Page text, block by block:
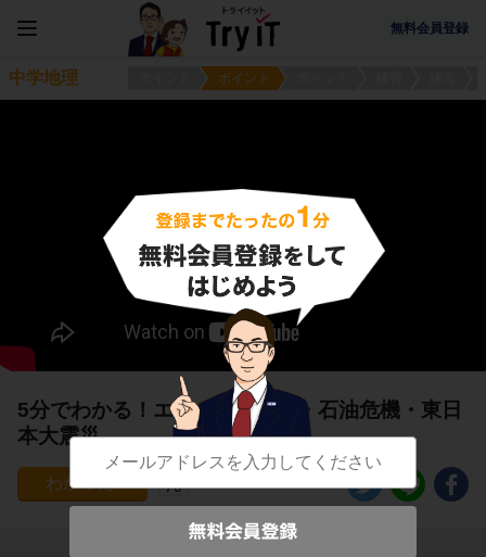
無料会員登録
中学地理 ポイント
5分でわかる！エネルギー革命・石油危機・東日
本大震災
70